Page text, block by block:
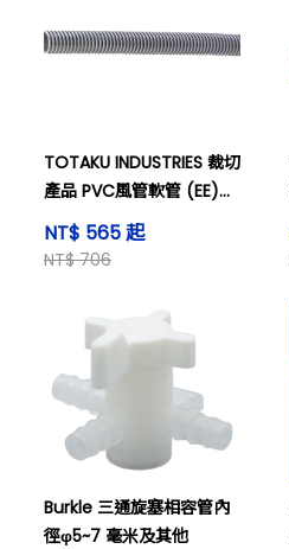
TOTAKU INDUSTRIES 裁切
產品 PVC風管軟管 (EE)
32.4 x 38.6 公釐 長度 1 公
尺 及其他
NT$ 565 起
NT$ 706
Burkle 三通旋塞相容管內
徑φ5~7 毫米及其他